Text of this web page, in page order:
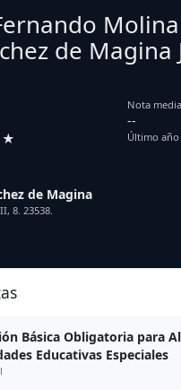
Molina
de Magina
Nota
--
Último año
de Magina
8. 23538.
Básica Obligatoria para
Educativas Especiales